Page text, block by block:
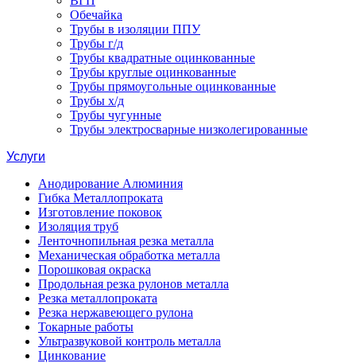
Обечайка
Трубы в изоляции ППУ
Трубы г/д
Трубы квадратные оцинкованные
Трубы круглые оцинкованные
Трубы прямоугольные оцинкованные
Трубы х/д
Трубы чугунные
Трубы электросварные низколегированные
Услуги
Анодирование Алюминия
Гибка Металлопроката
Изготовление поковок
Изоляция труб
Ленточнопильная резка металла
Механическая обработка металла
Порошковая окраска
Продольная резка рулонов металла
Резка металлопроката
Резка нержавеющего рулона
Токарные работы
Ультразвуковой контроль металла
Цинкование